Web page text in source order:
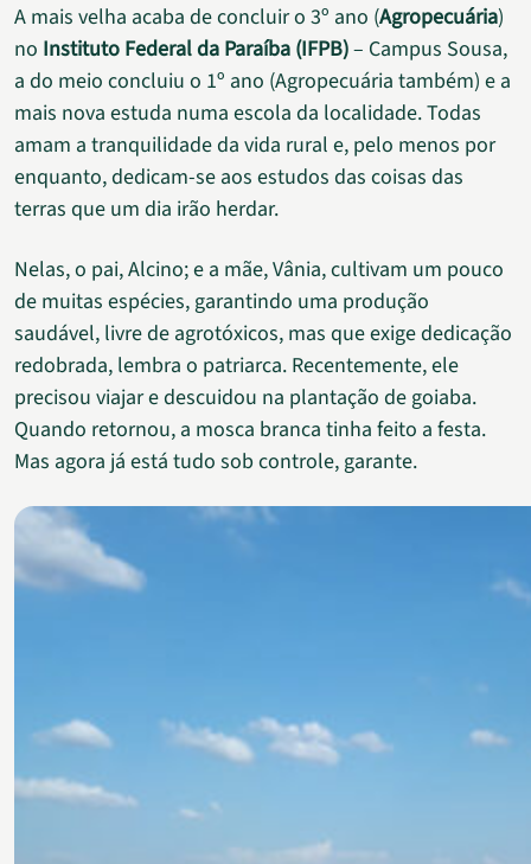
A mais velha acaba de concluir o 3º ano (Agropecuária)
no Instituto Federal da Paraíba (IFPB)– Campus Sousa,
a do meio concluiu o 1º ano (Agropecuária também) e a
mais nova estuda numa escola da localidade. Todas
amam a tranquilidade da vida rural e, pelo menos por
enquanto, dedicam-se aos estudos das coisas das
terras que um dia irão herdar.
Nelas, o pai, Alcino; e a mãe, Vânia, cultivam um pouco
de muitas espécies, garantindo uma produção
saudável, livre de agrotóxicos, mas que exige dedicação
redobrada, lembra o patriarca. Recentemente, ele
precisou viajar e descuidou na plantação de goiaba.
Quando retornou, a mosca branca tinha feito a festa.
Mas agora já está tudo sob controle, garante.